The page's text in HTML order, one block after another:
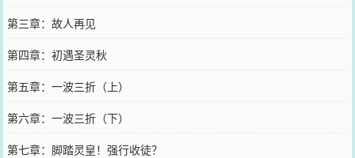
第三章：故人再见
第四章：初遇圣灵秋
第五章：一波三折（上）
第六章：一波三折（下）
第七章：脚踏灵皇！强行收徒？